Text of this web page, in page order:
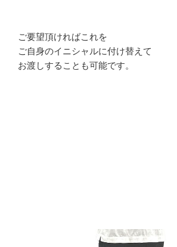
ご要望頂ければこれを
ご自身のイニシャルに付け替えて
お渡しすることも可能です。